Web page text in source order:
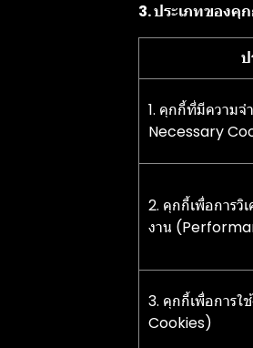
3. ประเภทของคุ
1. คุกกี้ที่มีความ
Necessary
2. คุกกี้เพื่อการวิ
งาน
3. คุกกี้เพื่อการใ
Cookies)